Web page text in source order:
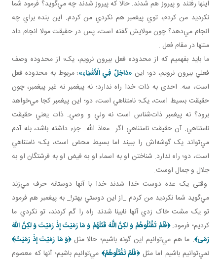
اينها رفتند و پيروز هم شدند. حالا که پيروز شدند چه مي‌گويد؟ فرمود شما
نکرديد من کردم، توي پيغمبر هم نکردي من کردم. اين بنده براي چه
انجام مي‌دهد؟ چون مولايش گفته است، پس در حقيقت مولا انجام داد
منتها در مقام فعل .
ما بايد بفهميم که از محدوده فعل بيرون نرويم، يک؛ از محدوده وصف
فعلي بيرون نرويم، دو؛ اين «دَاخِلٌ فِي الْأَشْيَاءِ»؛ مربوط به محدوده فعل
است، سه. احدی به ذات خدا راه ندارد؛ نه پيغمبر نه غير پيغمبر، چون
حقيقت بسيط است، يک؛ نامتناهي است، دو؛ اين پيغمبر کجا مي‌خواهد
برود؟ نه پيغمبر ذات‌شناس است نه ولي و وصي. ذات يعني حقيقت
نامتناهي. آن حقيقت نامتناهي اگر _معاذ الله_ جزء داشته باشد، بله آدم
مي‌تواند يک گوشه‌اش را ببيند اما بسيط محض است، يک؛ نامتناهي
است، دو؛ راه ندارد. شناختن او به اسماء او به فيض او به فرشتگان او به
جلال و جمال اوست.
وقتی يک عده دوست خدا شدند خدا با آنها دوستانه حرف مي‌زند
مي‌گويد شما نکرديد من کردم _از اين دوستي بهتر!_ به پيغمبر هم فرمود
تو يک مشت خاک زدي آنها نابينا شدند راه را گم کردند، تو نکردي ما
کرديم؛ فرمود:﴿فَلَمْ تَقْتُلُوهُمْ وَ لكِنَّ اللَّهَ قَتَلَهُمْ وَ مَا رَمَيْتَ إِذْ رَمَيْتَ وَ لكِنَّ اللّهَ
رَمَی﴾. ما هم مي‌توانيم اين‌ گونه باشيم؛ حالا مثل﴿وَ مَا رَمَيْتَ إِذْ رَمَيْتَ﴾
نمي‌توانيم باشيم اما مثل﴿فَلَمْ تَقْتُلُوهُمْ﴾ مي‌توانيم باشيم؛ آنها که معصوم